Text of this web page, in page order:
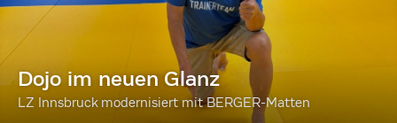
Dojo im neuen Glanz
LZ Innsbruck modernisiert mit BERGER-Matten